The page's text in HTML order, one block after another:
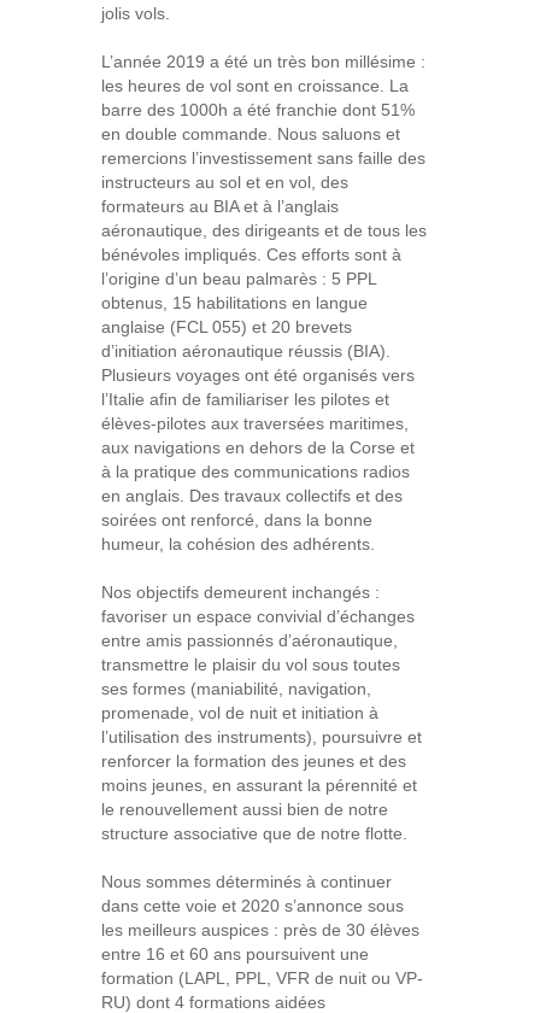
jolis vols.
L’année 2019 a été un très bon millésime :
les heures de vol sont en croissance. La
barre des 1000h a été franchie dont 51%
en double commande. Nous saluons et
remercions l’investissement sans faille des
instructeurs au sol et en vol, des
formateurs au BIA et à l’anglais
aéronautique, des dirigeants et de tous les
bénévoles impliqués. Ces efforts sont à
l’origine d’un beau palmarès : 5 PPL
obtenus, 15 habilitations en langue
anglaise (FCL 055) et 20 brevets
d’initiation aéronautique réussis (BIA).
Plusieurs voyages ont été organisés vers
l’Italie afin de familiariser les pilotes et
élèves-pilotes aux traversées maritimes,
aux navigations en dehors de la Corse et
à la pratique des communications radios
en anglais. Des travaux collectifs et des
soirées ont renforcé, dans la bonne
humeur, la cohésion des adhérents.
Nos objectifs demeurent inchangés :
favoriser un espace convivial d’échanges
entre amis passionnés d’aéronautique,
transmettre le plaisir du vol sous toutes
ses formes (maniabilité, navigation,
promenade, vol de nuit et initiation à
l’utilisation des instruments), poursuivre et
renforcer la formation des jeunes et des
moins jeunes, en assurant la pérennité et
le renouvellement aussi bien de notre
structure associative que de notre flotte.
Nous sommes déterminés à continuer
dans cette voie et 2020 s’annonce sous
les meilleurs auspices : près de 30 élèves
entre 16 et 60 ans poursuivent une
formation (LAPL, PPL, VFR de nuit ou VP-
RU) dont 4 formations aidées